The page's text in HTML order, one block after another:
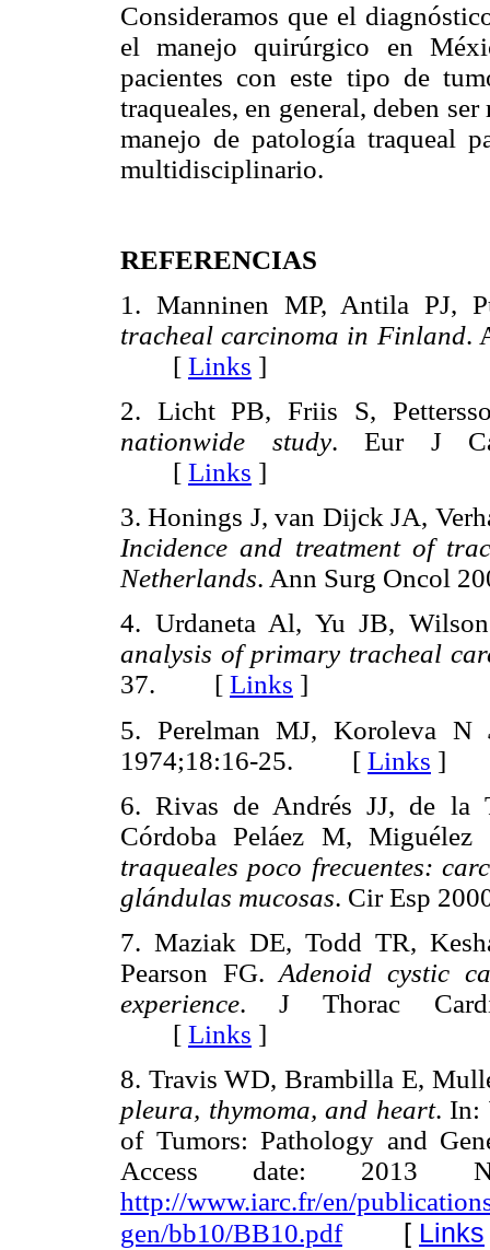
Consideramos que el
el manejo quirúrgico en
pacientes con este tipo de
traqueales, en general, deben
manejo de patología traqueal
multidisciplinario.
REFERENCIAS
1. Manninen MP, Antila PJ,
tracheal carcinoma in Finland.
[ Links ]
2. Licht PB, Friis S,
nationwide study. Eur J
[ Links ]
3. Honings J, van Dijck JA,
Incidence and treatment of
Netherlands. Ann Surg Oncol
4. Urdaneta Al, Yu JB,
analysis of primary tracheal
37. [ Links ]
5. Perelman MJ, Koroleva N
1974;18:16-25. [ Links ]
6. Rivas de Andrés JJ, de la
Córdoba Peláez M,
traqueales poco frecuentes:
glándulas mucosas. Cir Esp
7. Maziak DE, Todd TR,
Pearson FG.Adenoid cystic
experience. J Thorac
[ Links ]
8. Travis WD, Brambilla E,
pleura, thymoma, and heart. In:
of Tumors: Pathology and
Access date: 2013
http://www.iarc.fr/en/
gen/bb10/BB10.pdf[ Links